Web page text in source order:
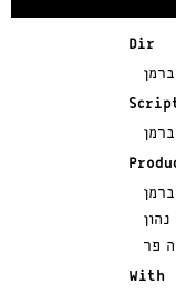
Dir
נהון
פר
With